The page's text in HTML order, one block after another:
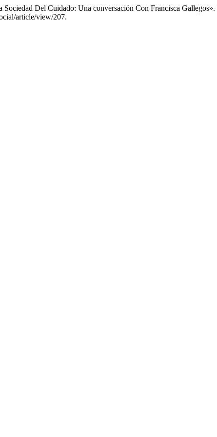
Del Cuidado: Una conversación Con Francisca Gallegos».
article/view/207.